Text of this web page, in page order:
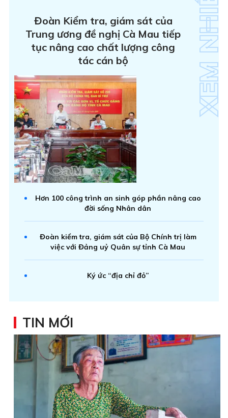
Đoàn Kiểm tra, giám sát của
Trung ương đề nghị Cà Mau tiếp
tục nâng cao chất lượng công
tác cán bộ
Hơn 100 công trình an sinh góp phần nâng cao
đời sống Nhân dân
Đoàn kiểm tra, giám sát của Bộ Chính trị làm
việc với Đảng uỷ Quân sự tỉnh Cà Mau
Ký ức “địa chỉ đỏ”
TIN MỚI